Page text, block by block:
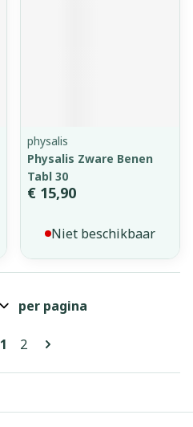
physalis
Physalis Zware Benen
Tabl 30
€ 15,90
Niet beschikbaar
Pagina's
U lees momenteel pagina
1 Pagina
2
per pagina